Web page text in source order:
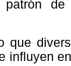
patrón
que
influyen